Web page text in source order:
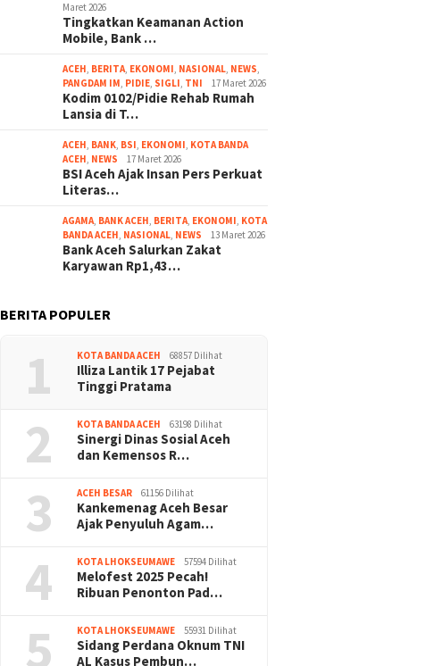
Maret 2026
Tingkatkan Keamanan Action
Mobile, Bank …
ACEH, BERITA, EKONOMI, NASIONAL, NEWS,
PANGDAM IM, PIDIE, SIGLI, TNI 17 Maret 2026
Kodim 0102/Pidie Rehab Rumah
Lansia di T…
ACEH, BANK, BSI, EKONOMI, KOTA BANDA
ACEH, NEWS 17 Maret 2026
BSI Aceh Ajak Insan Pers Perkuat
Literas…
AGAMA, BANK ACEH, BERITA, EKONOMI, KOTA
BANDA ACEH, NASIONAL, NEWS 13 Maret 2026
Bank Aceh Salurkan Zakat
Karyawan Rp1,43…
BERITA POPULER
1 KOTA BANDA ACEH 68857 Dilihat
Illiza Lantik 17 Pejabat
Tinggi Pratama
2 KOTA BANDA ACEH 63198 Dilihat
Sinergi Dinas Sosial Aceh
dan Kemensos R…
3 ACEH BESAR 61156 Dilihat
Kankemenag Aceh Besar
Ajak Penyuluh Agam…
4 KOTA LHOKSEUMAWE 57594 Dilihat
Melofest 2025 Pecah!
Ribuan Penonton Pad…
5 KOTA LHOKSEUMAWE 55931 Dilihat
Sidang Perdana Oknum TNI
AL Kasus Pembun…